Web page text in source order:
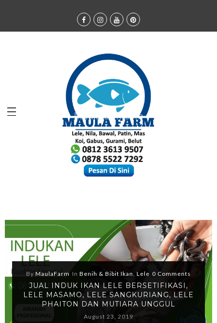
By MaulaFarm In Benih & Bibit Ikan, Lele 0 Comments
JUAL INDUK IKAN LELE BERSETIFIKASI,
LELE MASAMO, LELE SANGKURIANG, LELE
PHAITON DAN MUTIARA UNGGUL
August 23, 2019